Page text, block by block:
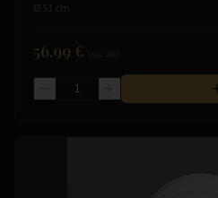
Ø 51 cm
56.99 €